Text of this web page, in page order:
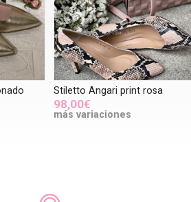
Stiletto Angari print rosa
98,00€
más variaciones